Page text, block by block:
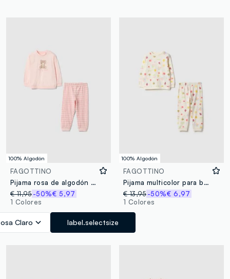
100% Algodón
FAGOTTINO
Pijama rosa de algodón puro para bebé niña con estampado de osito, corte regular
€ 11,95-50%€ 5,97
1 Colores
Claro label.selectsize
100% Algodón
FAGOTTINO
Pijama multicolor para bebé en algodón puro con ajuste regular y estampados
€ 13,95 -50%€ 6,97
1 Colores